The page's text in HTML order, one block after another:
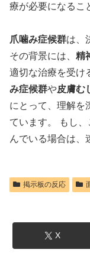
療が必要になるこ
爪噛み症候群は、
その背景には、 精
適切な治療を受け
み症候群や皮膚む
にとって、理解を
ています。 もし
んでいる場合は、
掲示板の反応
X